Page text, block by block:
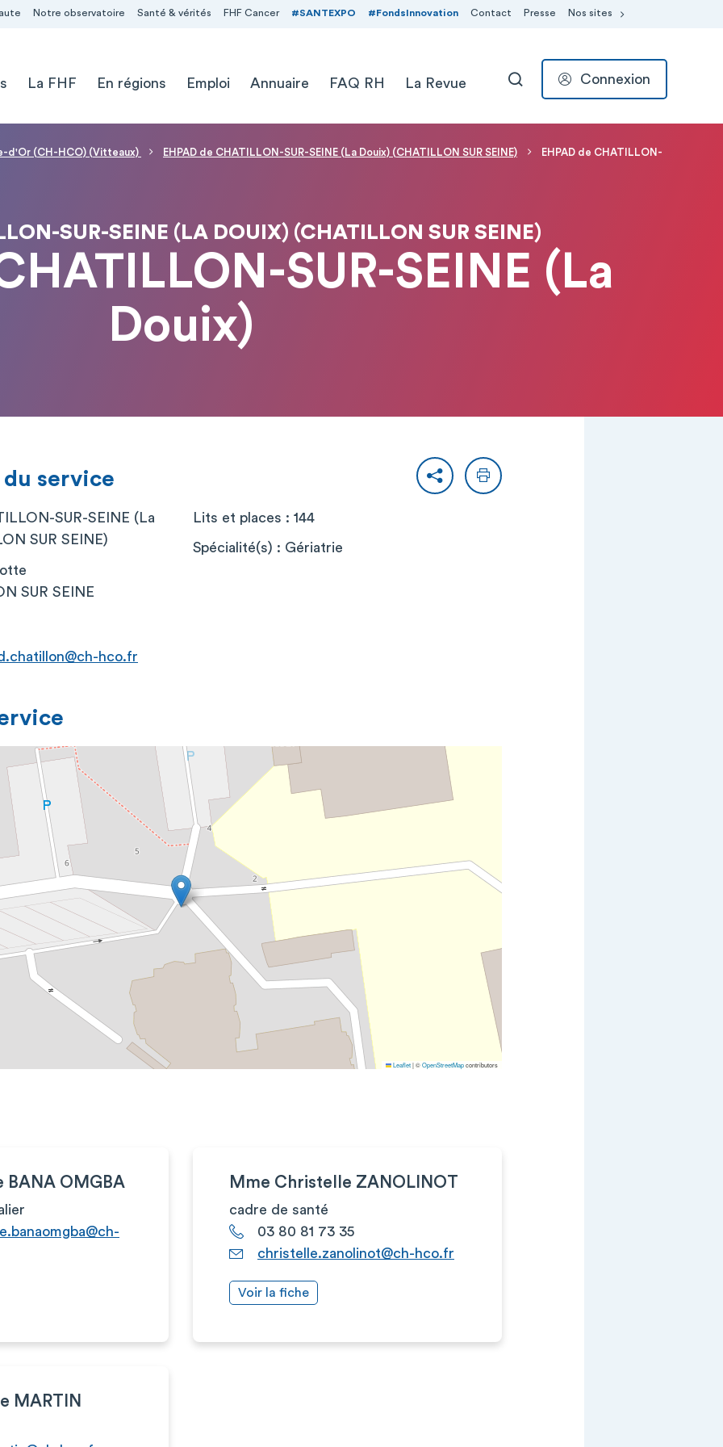
Notre observatoire Santé & vérités FHF Cancer #SANTEXPO #FondsInnovation Contact Presse Nos sites
La FHF En régions Emploi Annuaire FAQ RH La Revue RECHERCHER
Connexion
d'Or (CH-HCO) (Vitteaux) EHPAD de CHATILLON-SUR-SEINE (La Douix) (CHATILLON SUR SEINE) EHPAD de CHATILLON-
SUR-SEINE (LA DOUIX) (CHATILLON SUR SEINE)
SUR-SEINE (La
Douix)
PartagerImprimer
service
SUR-SEINE (La
SUR SEINE)
SUR SEINE
hco.fr
Lits et places : 144
Spécialité(s) : Gériatrie
Leaflet|©OpenStreetMapcontributors
BANA OMGBA Mme Christelle ZANOLINOT
cadre de santé
03 80 81 73 35
christelle.zanolinot@ch-hco.fr
Voir la fiche
MARTIN